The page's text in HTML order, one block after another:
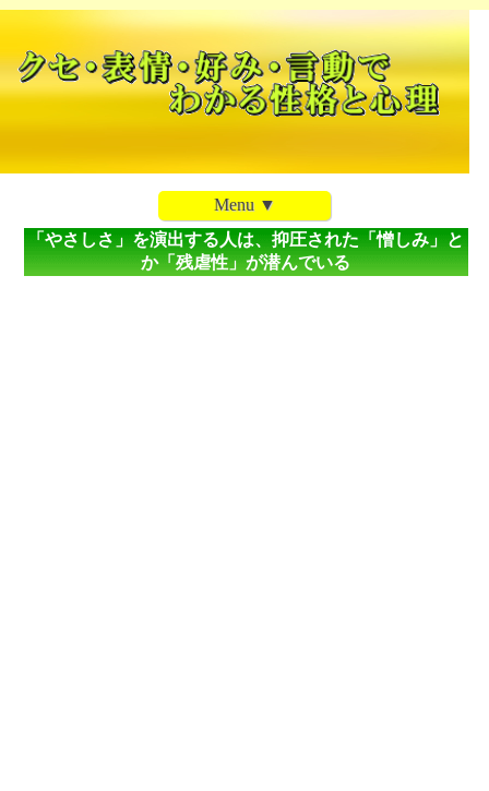
Menu ▼
「やさしさ」を演出する人は、抑圧された「憎しみ」と
か「残虐性」が潜んでいる